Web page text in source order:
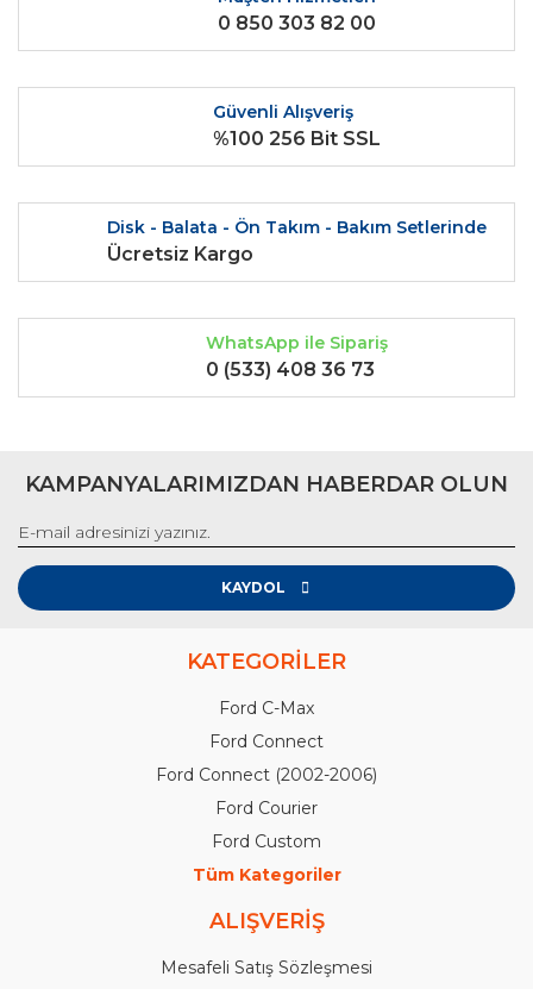
Ürün fiyatı diğer sitelerden daha pahalı.
Bu ürüne benzer farklı alternatifler olmalı.
0 850 303 82 00
Güvenli Alışveriş
%100 256 Bit SSL
Disk - Balata - Ön Takım - Bakım Setlerinde
Ücretsiz Kargo
WhatsApp ile Sipariş
0 (533) 408 36 73
KAMPANYALARIMIZDAN HABERDAR OLUN
KAYDOL
KATEGORİLER
Ford C-Max
Ford Connect
Ford Connect (2002-2006)
Ford Courier
Ford Custom
Tüm Kategoriler
ALIŞVERİŞ
Mesafeli Satış Sözleşmesi